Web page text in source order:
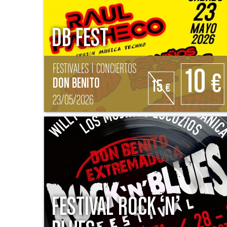
DB FEST
FESTIVALES | CONCIERTOS
DON BENITO
23/05/2026
15€ 10€
FESTIVAL ROCK ‘N’